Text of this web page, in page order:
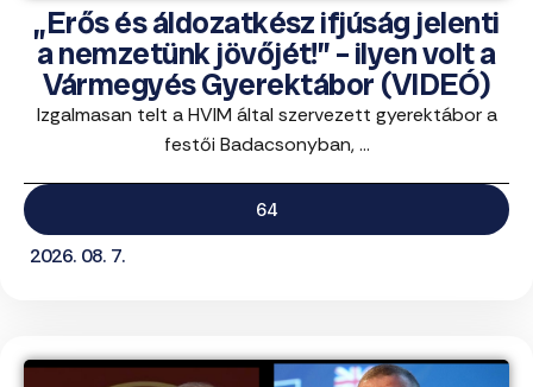
„Erős és áldozatkész ifjúság jelenti
a nemzetünk jövőjét!” – ilyen volt a
Vármegyés Gyerektábor (VIDEÓ)
Izgalmasan telt a HVIM által szervezett gyerektábor a
festői Badacsonyban, ...
64
2026. 08. 7.